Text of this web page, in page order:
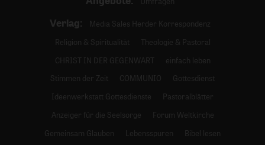
Verlag:
Media Sales Herder Korrespondenz
Religion & Spiritualität
Theologie & Pastoral
CHRIST IN DER GEGENWART
einfach leben
Stimmen der Zeit
COMMUNIO
Gottesdienst
Ideenwerkstatt Gottesdienste
Pastoralblätter
Anzeiger für die Seelsorge
Forum Weltkirche
Gemeinsam Glauben
Lebensspuren
Bibel lesen